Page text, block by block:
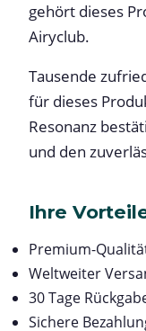
gehört dieses
Airyclub.
Tausende
für dieses
Resonanz
und den
Ihre
Premium-
Weltweiter
30 Tage
Sichere